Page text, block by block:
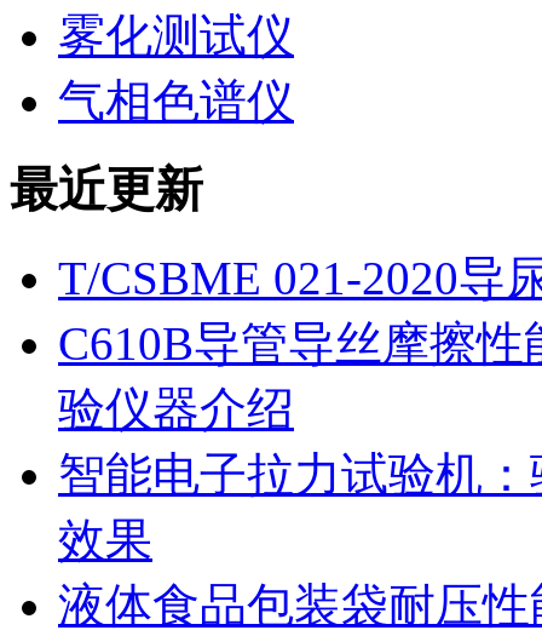
雾化测试仪
气相色谱仪
最近更新
T/CSBME 021-2020导
C610B导管导丝摩擦
验仪器介绍
智能电子拉力试验机
效果
液体食品包装袋耐压